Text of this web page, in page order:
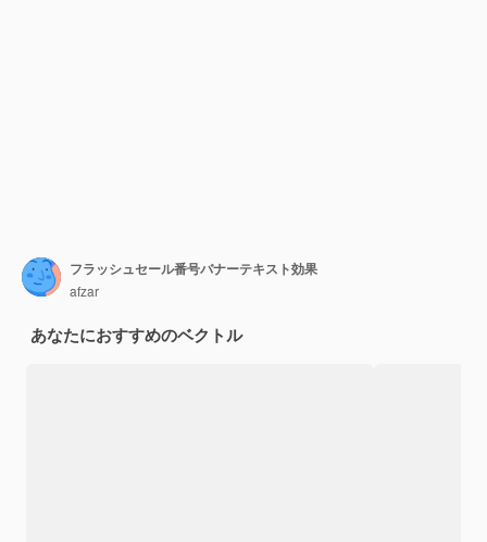
フラッシュセール番号バナーテキスト効果
afzar
あなたにおすすめのベクトル